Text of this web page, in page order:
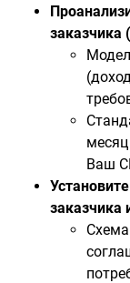
заказчика
Ваш
заказчика